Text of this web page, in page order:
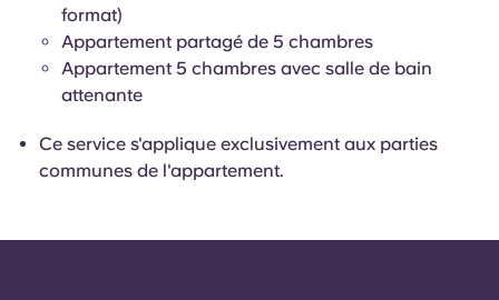
English (US)
Chinese
Sélectionnez un pays
Sélectionnez une ville
Choisissez une résidence
Se connecter
Réservez maintenant
format)
Appartement partagé de 5 chambres
Appartement 5 chambres avec salle de bain
attenante
Ce service s'applique exclusivement aux parties
communes de l'appartement.